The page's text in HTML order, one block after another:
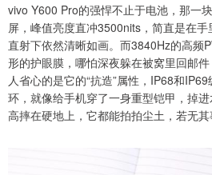
vivo Y600 Pro的强悍不止于电池，那一
屏，峰值亮度直冲3500nits，简直是在手
直射下依然清晰如画。而3840Hz的高频
形的护眼膜，哪怕深夜躲在被窝里回邮
人省心的是它的“抗造”属性，IP68和
环，就像给手机穿了一身重型铠甲，掉
高摔在硬地上，它都能拍拍尘土，若无其